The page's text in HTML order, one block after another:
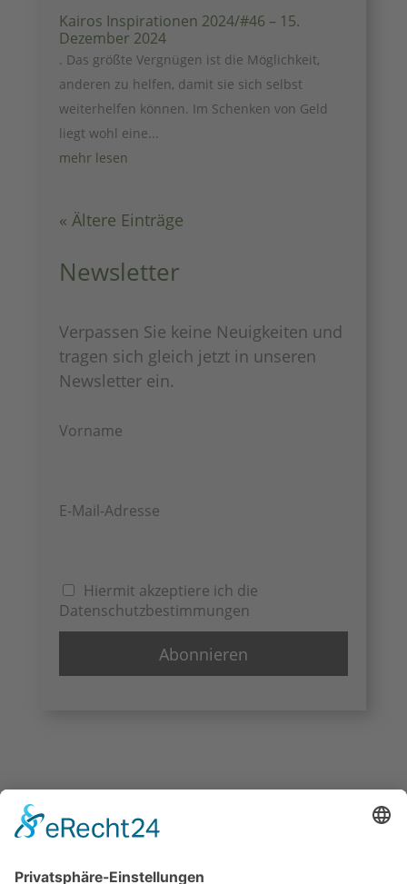
Kairos Inspirationen 2024/#46 – 15.
Dezember 2024
. Das größte Vergnügen ist die Möglichkeit,
anderen zu helfen, damit sie sich selbst
weiterhelfen können. Im Schenken von Geld
liegt wohl eine...
mehr lesen
« Ältere Einträge
Newsletter
Verpassen Sie keine Neuigkeiten und
tragen sich gleich jetzt in unseren
Newsletter ein.
Vorname
E-Mail-Adresse
Hiermit akzeptiere ich die
Datenschutzbestimmungen